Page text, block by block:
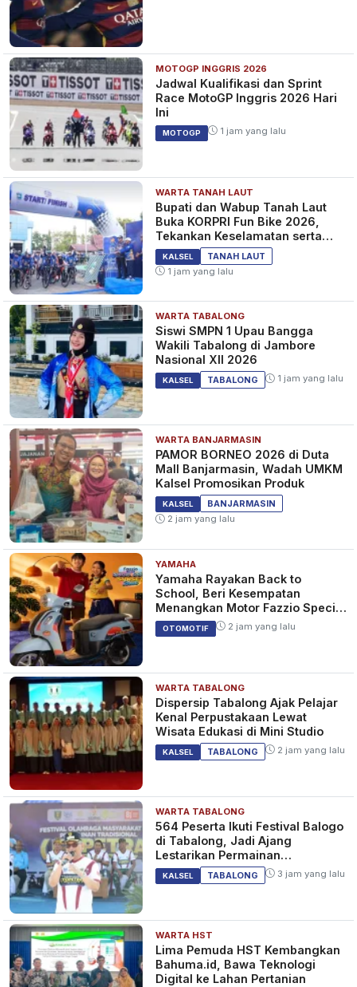
MOTOGP INGGRIS 2026
Jadwal Kualifikasi dan Sprint
Race MotoGP Inggris 2026 Hari
Ini
MOTOGP 1 jam yang lalu
WARTA TANAH LAUT
Bupati dan Wabup Tanah Laut
Buka KORPRI Fun Bike 2026,
Tekankan Keselamatan serta
Kebersamaan
KALSEL
TANAH LAUT
1 jam yang lalu
WARTA TABALONG
Siswi SMPN 1 Upau Bangga
Wakili Tabalong di Jambore
Nasional XII 2026
KALSEL TABALONG 1 jam yang lalu
WARTA BANJARMASIN
PAMOR BORNEO 2026 di Duta
Mall Banjarmasin, Wadah UMKM
Kalsel Promosikan Produk
KALSEL
BANJARMASIN
2 jam yang lalu
YAMAHA
Yamaha Rayakan Back to
School, Beri Kesempatan
Menangkan Motor Fazzio Special
Edition Sunset Blue
OTOMOTIF 2 jam yang lalu
WARTA TABALONG
Dispersip Tabalong Ajak Pelajar
Kenal Perpustakaan Lewat
Wisata Edukasi di Mini Studio
KALSEL TABALONG 2 jam yang lalu
WARTA TABALONG
564 Peserta Ikuti Festival Balogo
di Tabalong, Jadi Ajang
Lestarikan Permainan
Tradisional
KALSEL TABALONG 3 jam yang lalu
WARTA HST
Lima Pemuda HST Kembangkan
Bahuma.id, Bawa Teknologi
Digital ke Lahan Pertanian